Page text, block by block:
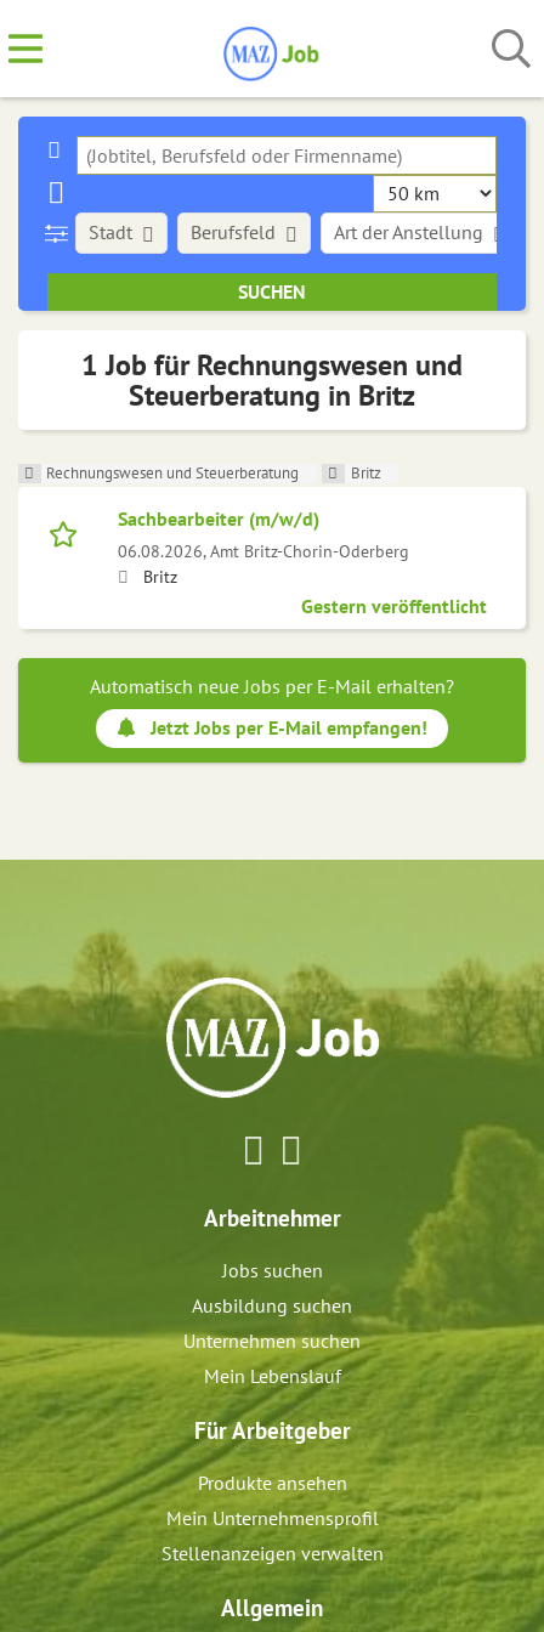
Stadt Art der Anstellung
Berufsfeld
1 Job für Rechnungswesen und
Steuerberatung in Britz
Rechnungswesen und Steuerberatung Britz
Sachbearbeiter (m/w/d)
06.08.2026,Amt Britz-Chorin-Oderberg
Britz
Gestern veröffentlicht
Automatisch neue Jobs per E-Mail erhalten?
Jetzt Jobs per E-Mail empfangen!
Arbeitnehmer
Jobs suchen
Ausbildung suchen
Unternehmen suchen
Mein Lebenslauf
Für Arbeitgeber
Produkte ansehen
Mein Unternehmensprofil
Stellenanzeigen verwalten
Allgemein